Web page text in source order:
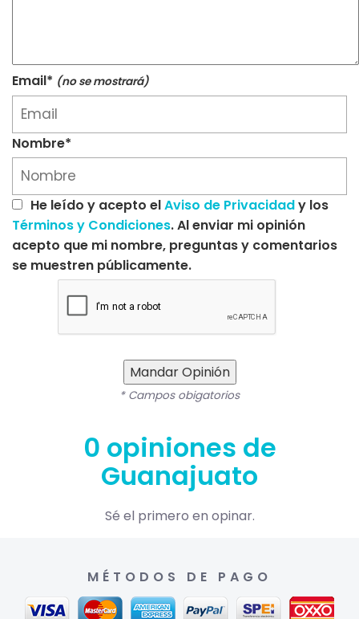
Email* (no se mostrará)
Nombre*
He leído y acepto elAviso de Privacidady los
Términos y Condiciones. Al enviar mi opinión
acepto que mi nombre, preguntas y comentarios
se muestren públicamente.
Mandar Opinión
* Campos obigatorios
0 opiniones de
Guanajuato
Sé el primero en opinar.
MÉTODOS DE PAGO